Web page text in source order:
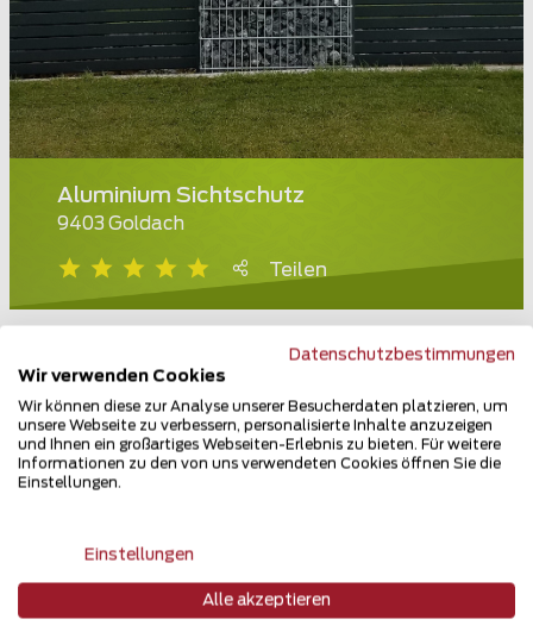
Aluminium Sichtschutz
9403 Goldach
Teilen
Datenschutzbestimmungen
Wir verwenden Cookies
Wir können diese zur Analyse unserer Besucherdaten platzieren, um
unsere Webseite zu verbessern, personalisierte Inhalte anzuzeigen
und Ihnen ein großartiges Webseiten-Erlebnis zu bieten. Für weitere
Informationen zu den von uns verwendeten Cookies öffnen Sie die
Einstellungen.
Einstellungen
Alle akzeptieren